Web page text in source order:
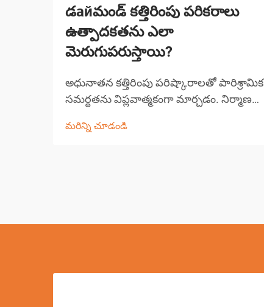
డайమండ్ కత్తిరింపు పరికరాలు
ఉత్పాదకతను ఎలా
మెరుగుపరుస్తాయి?
అధునాతన కత్తిరింపు పరిష్కారాలతో పారిశ్రామిక
సమర్థతను విప్లవాత్మకంగా మార్చడం. నిర్మాణ
ద్వారా గొప్ప మార్పులను చవిచూశాయి, డైమండ్
మరిన్ని చూడండి